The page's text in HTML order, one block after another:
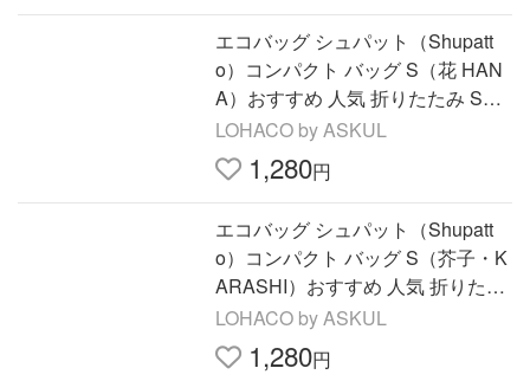
エコバッグ シュパット（Shupatt
o）コンパクト バッグ S（花 HAN
A）おすすめ 人気 折りたたみ S46
6HAN 1個 マーナ
LOHACO by ASKUL
1,280円
エコバッグ シュパット（Shupatt
o）コンパクト バッグ S（芥子・K
ARASHI）おすすめ 人気 折りたた
み S466K 1個 マーナ
LOHACO by ASKUL
1,280円